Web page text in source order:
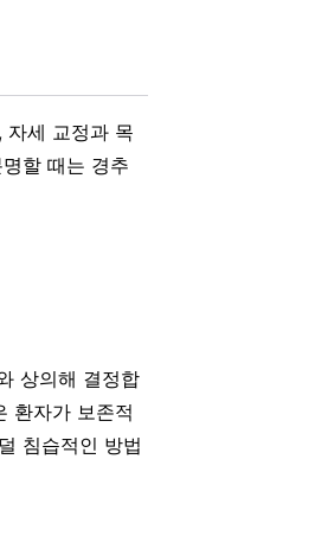
자세 교정과 목
할 때는 경추
상의해 결정합
환자가 보존적
침습적인 방법